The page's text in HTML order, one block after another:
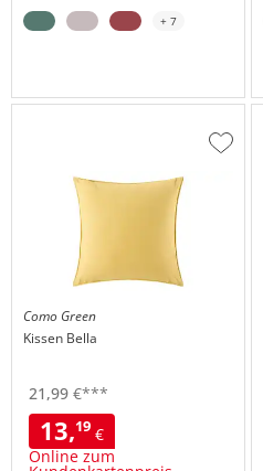
+ 7
Como Green
Kissen Bella
21,99 €***
13,19 €
Online zum
Zur